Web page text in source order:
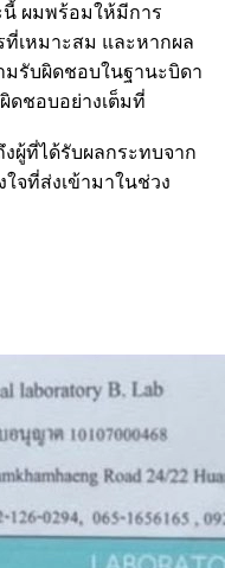
ผมพร้อมให้มีการ
ที่เหมาะสม และหากผล
รับผิดชอบในฐานะบิดา
ดชอบอย่างเต็มที่
ผู้ที่ได้รับผลกระทบจาก
จที่ส่งเข้ามาในช่วง